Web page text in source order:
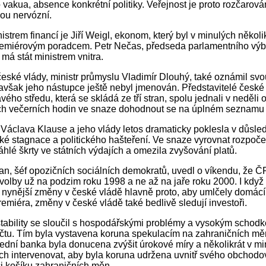
absence konkrétní politiky. Veřejnost je proto
nervózní.
financí je Jiří Weigl, ekonom, který byl v minulých
poradcem. Petr Nečas, předseda parlamentního
stát ministrem vnitra.
vlády, ministr průmyslu Vladimír Dlouhý, také oznámil
jeho nástupce ještě nebyl jmenován. Představitelé
středu, která se skládá ze tří stran, spolu jednali v neděli
večerních hodin ve snaze dohodnout se na úplném seznamu
Klause a jeho vlády letos dramaticky poklesla v
stagnace a politického hašteření. Ve snaze vyrovnat
škrty ve státních výdajích a omezila zvyšování platů.
šéf opozičních sociálních demokratů, uvedl o víkendu, že
už na podzim roku 1998 a ne až na jaře roku 2000. I když
změny v české vládě hlavně proto, aby umlčely
změny v české vládě také bedlivě sledují investoři.
se sloučil s hospodářskými problémy a vysokým
Tím byla vystavena koruna spekulacím na zahraničních
banka byla donucena zvýšit úrokové míry a několikrát v
intervenovat, aby byla koruna udržena uvnitř svého